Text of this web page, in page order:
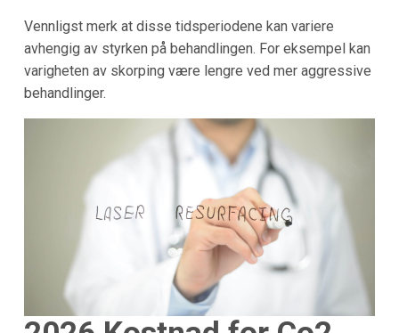
Vennligst merk at disse tidsperiodene kan variere
avhengig av styrken på behandlingen. For eksempel kan
varigheten av skorping være lengre ved mer aggressive
behandlinger.